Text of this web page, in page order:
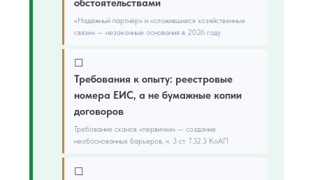
обстоятельствами
«Надёжный партнёр» и «сложившиеся хозяйственные
связи» — незаконные основания в 2026 году
☐
Требования к опыту: реестровые
номера ЕИС, а не бумажные копии
договоров
Требование сканов «первички» — создание
необоснованных барьеров, ч. 3 ст. 7.32.3 КоАП
☐